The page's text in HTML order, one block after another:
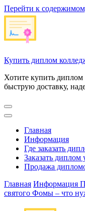
Перейти к
Купить диплом
Хотите купить
быструю доставку,
Главная
Информация
Где заказать
Заказать диплом
Продажа
Главная Информация
святого Фомы – что